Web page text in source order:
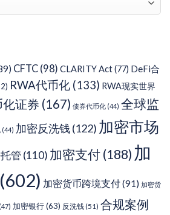
CFTC (98) CLARITY Act(77) DeFi合
RWA代币化 (133) RWA现实世界
证券 (167) 债券代币化 (44) 全球监
(44) 加密反洗钱 (122) 加密市场
管 (110) 加密支付 (188) 加
(602) 加密货币跨境支付(91) 加密货
(47) 加密银行(63) 反洗钱(51) 合规案例